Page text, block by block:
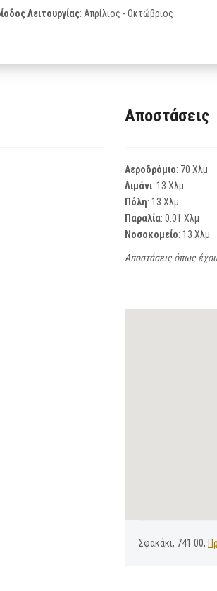
Λειτουργίας: Απρίλιος - Οκτώβριος
Αποστάσεις
Αεροδρόμιο: 70 Χλμ
Λιμάνι: 13 Χλμ
Πόλη: 13 Χλμ
Παραλία: 0.01 Χλμ
Νοσοκομείο: 13 Χλμ
Αποστάσεις όπως
Σφακάκι, 741 00,